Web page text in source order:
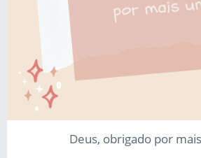
Deus, obrigado por